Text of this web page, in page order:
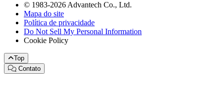
© 1983-2026 Advantech Co., Ltd.
Mapa do site
Política de privacidade
Do Not Sell My Personal Information
Cookie Policy
Top
Contato